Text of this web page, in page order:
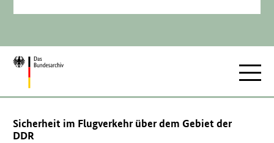
Zur
Sicherheit im Flugverkehr über dem Gebiet der
DDR